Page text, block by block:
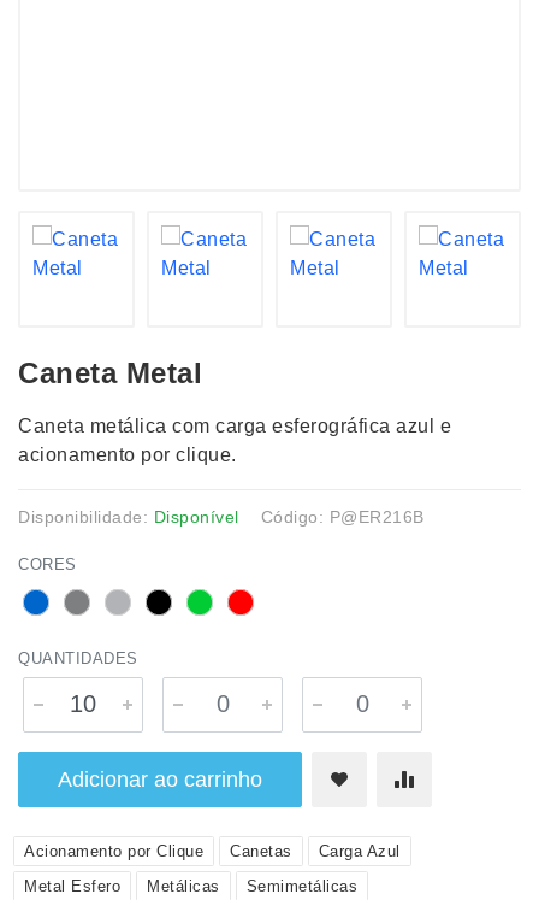
Caneta Metal
Caneta metálica com carga esferográfica azul e
acionamento por clique.
Disponibilidade: Disponível Código: P@ER216B
CORES
QUANTIDADES
Adicionar ao carrinho
Acionamento por Clique Canetas
Carga Azul
Metal Esfero
Metálicas Semimetálicas